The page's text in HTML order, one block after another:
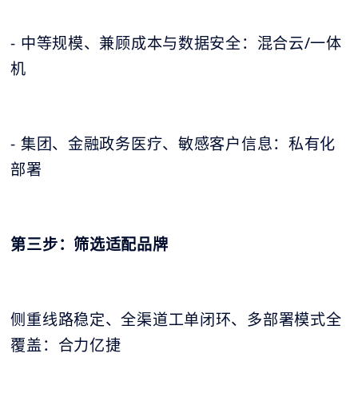
- 中等规模、兼顾成本与数据安全：混合云/一体
机
- 集团、金融政务医疗、敏感客户信息：私有化
部署
第三步：筛选适配品牌
侧重线路稳定、全渠道工单闭环、多部署模式全
覆盖：合力亿捷